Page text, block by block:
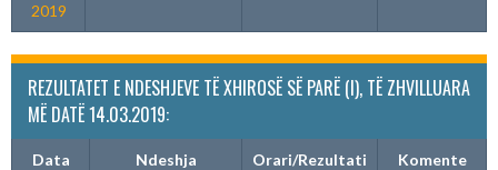
2019
REZULTATET E NDESHJEVE TË XHIROSË SË PARË (I), TË ZHVILLUARA
MË DATË 14.03.2019:
Data Ndeshja Orari/Rezultati Komente